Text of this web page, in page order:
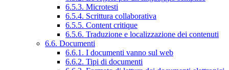
6.5.3. Microtesti
6.5.4. Scrittura collaborativa
6.5.5. Content critique
6.5.6. Traduzione e localizzazione dei contenuti
6.6. Documenti
6.6.1. I documenti vanno sul web
6.6.2. Tipi di documenti